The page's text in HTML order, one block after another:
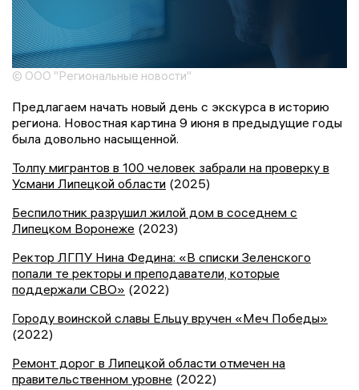
© ООО "Региональные новости"
Предлагаем начать новый день с экскурса в историю
региона. Новостная картина 9 июня в предыдущие годы
была довольно насыщенной.
Толпу мигрантов в 100 человек забрали на проверку в
Усмани Липецкой области (2025)
Беспилотник разрушил жилой дом в соседнем с
Липецком Воронеже (2023)
Ректор ЛГПУ Нина Федина: «В списки Зеленского
попали те ректоры и преподаватели, которые
поддержали СВО» (2022)
Городу воинской славы Ельцу вручен «Меч Победы»
(2022)
Ремонт дорог в Липецкой области отмечен на
правительственном уровне (2022)